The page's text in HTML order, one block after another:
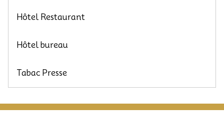
Hôtel Restaurant
Hôtel bureau
Tabac Presse